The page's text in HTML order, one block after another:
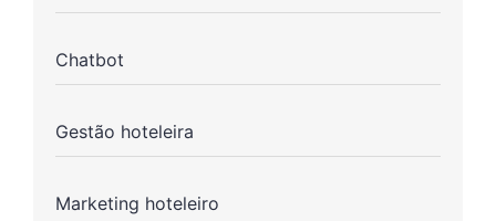
Chatbot
Gestão hoteleira
Marketing hoteleiro